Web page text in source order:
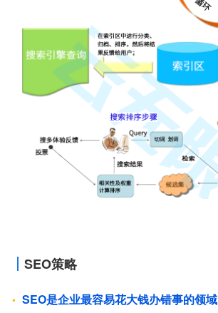
SEO策略
SEO是企业最容易花大钱办错事的领域